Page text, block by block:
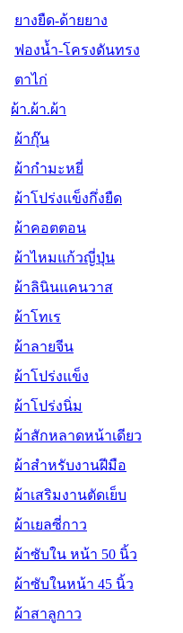
ยางยืด-ด้ายยาง
ฟองน้ำ-โครงดันทรง
ตาไก่
ผ้า.ผ้า.ผ้า
ผ้ากุ๊น
ผ้ากำมะหยี่
ผ้าโปร่งแข็งกึ่งยืด
ผ้าคอตตอน
ผ้าไหมแก้วญี่ปุ่น
ผ้าลินินแคนวาส
ผ้าโทเร
ผ้าลายจีน
ผ้าโปร่งแข็ง
ผ้าโปร่งนิ่ม
ผ้าสักหลาดหน้าเดียว
ผ้าสำหรับงานฝีมือ
ผ้าเสริมงานตัดเย็บ
ผ้าเยลซี่กาว
ผ้าซับใน หน้า 50 นิ้ว
ผ้าซับในหน้า 45 นิ้ว
ผ้าสาลูกาว